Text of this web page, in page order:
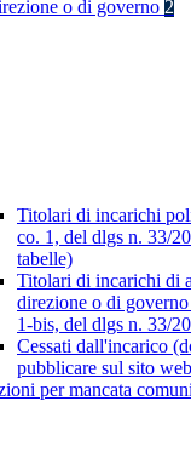
o di governo 2
Titolari di incarichi
co. 1, del dlgs n. 33/
tabelle)
Titolari di incarichi di
direzione o di
1-bis, del dlgs n. 33/
Cessati dall'incarico
pubblicare sul sito
per mancata